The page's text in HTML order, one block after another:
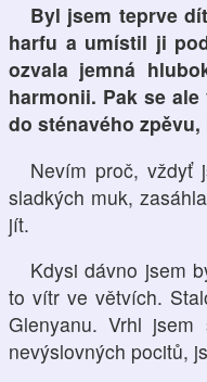
Byl jsem teprve
harfu a umístil ji
ozvala jemná
harmonii. Pak se
do sténavého
Nevím proč, vždyť
sladkých muk,
jít.
Kdysi dávno jsem
to vítr ve větvích.
Glenyanu. Vrhl
nevýslovných pocitů,